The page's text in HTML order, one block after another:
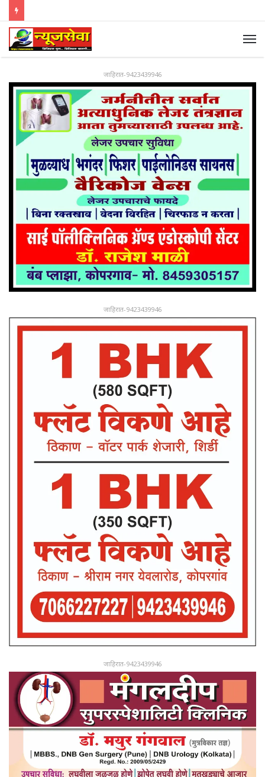
जाहिरात-9423439946
जाहिरात-9423439946
जाहिरात-9423439946